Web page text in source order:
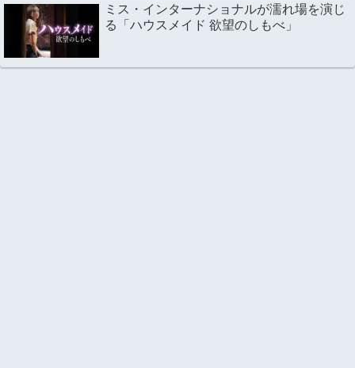
ミス・インターナショナルが濡れ場を演じ
る「ハウスメイド 欲望のしもべ」